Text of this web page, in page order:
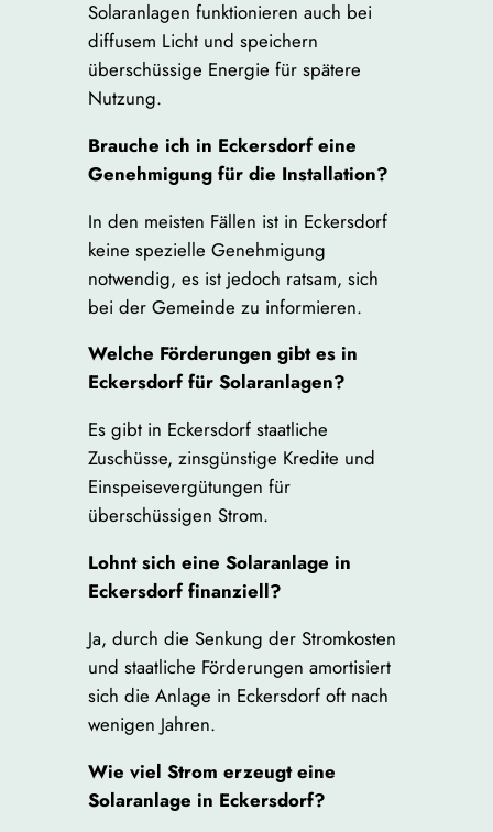
Solaranlagen funktionieren auch bei
diffusem Licht und speichern
überschüssige Energie für spätere
Nutzung.
Brauche ich in Eckersdorf eine
Genehmigung für die Installation?
In den meisten Fällen ist in Eckersdorf
keine spezielle Genehmigung
notwendig, es ist jedoch ratsam, sich
bei der Gemeinde zu informieren.
Welche Förderungen gibt es in
Eckersdorf für Solaranlagen?
Es gibt in Eckersdorf staatliche
Zuschüsse, zinsgünstige Kredite und
Einspeisevergütungen für
überschüssigen Strom.
Lohnt sich eine Solaranlage in
Eckersdorf finanziell?
Ja, durch die Senkung der Stromkosten
und staatliche Förderungen amortisiert
sich die Anlage in Eckersdorf oft nach
wenigen Jahren.
Wie viel Strom erzeugt eine
Solaranlage in Eckersdorf?